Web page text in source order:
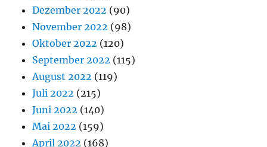
Dezember 2022 (90)
November 2022 (98)
Oktober 2022 (120)
September 2022 (115)
August 2022 (119)
Juli 2022 (215)
Juni 2022 (140)
Mai 2022 (159)
April 2022 (168)